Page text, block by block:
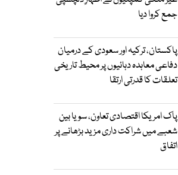
جمع کروا دیا
پاکستان، ترکیہ اور سعودی کے درمیان
دفاعی معاہدہ دہائیوں پر محیط تاریخی
تعلقات کا قدرتی ارتقا
پاک امریکا اقتصادی تعاون، سویا بین
شعبے میں شراکت داری مزید بڑھانے پر
اتفاق